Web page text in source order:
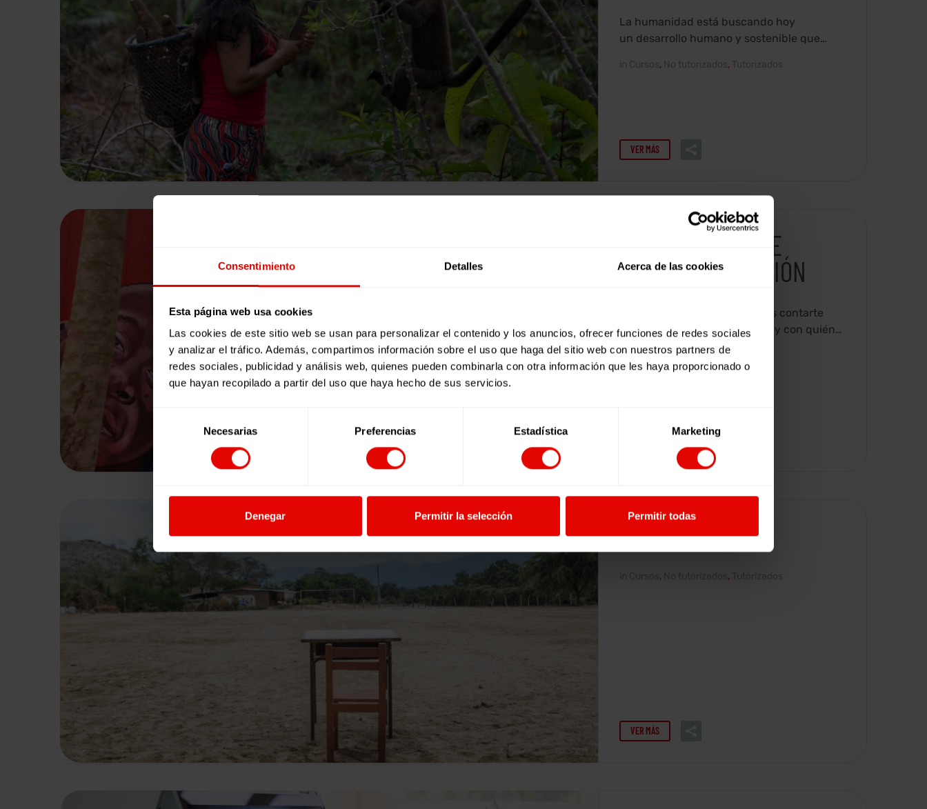
Consentimiento Detalles Acerca de las cookies
Esta página web usa cookies
Las cookies de este sitio web se usan para personalizar el contenido y los anuncios, ofrecer funciones de redes sociales
y analizar el tráfico. Además, compartimos información sobre el uso que haga del sitio web con nuestros partners de
redes sociales, publicidad y análisis web, quienes pueden combinarla con otra información que les haya proporcionado o
que hayan recopilado a partir del uso que haya hecho de sus servicios.
consentimiento
Necesarias Preferencias Estadística Marketing
Denegar Permitir la selección Permitir todas
La humanidad está buscando hoy
un desarrollo humano y sostenible que
in Cursos, No tutorizados, Tutorizados
VER MÁS
CURSO BÁSICO DE
IDENTIDAD Y MISIÓN
En este breve curso queremos contarte
quienes somos, qué hacemos y con quién
lo hacemos.
in Cursos,No tutorizados
FRONTERAS
in Cursos , No tutorizados , Tutorizados
VER MÁS